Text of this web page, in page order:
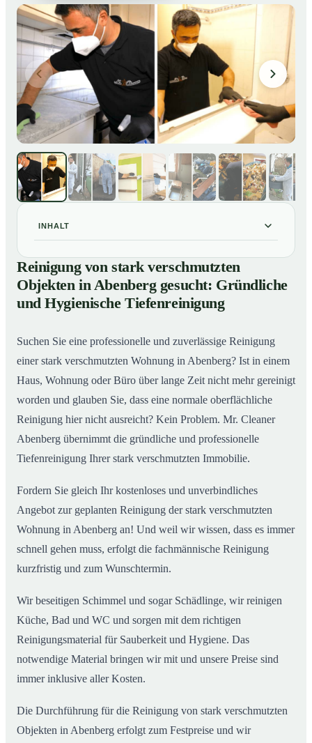
INHALT
01Reinigung von stark verschmutzten Objekten in
Abenberg gesucht: Gründliche und Hygienische
Tiefenreinigung
02So reinigen unsere Profis stark verschmutzte
Reinigung von stark verschmutzten
Objekten in Abenberg gesucht: Gründliche
und Hygienische Tiefenreinigung
Suchen Sie eine professionelle und zuverlässige Reinigung
einer stark verschmutzten Wohnung in Abenberg? Ist in einem
Haus, Wohnung oder Büro über lange Zeit nicht mehr gereinigt
worden und glauben Sie, dass eine normale oberflächliche
Reinigung hier nicht ausreicht? Kein Problem. Mr. Cleaner
Abenberg übernimmt die gründliche und professionelle
Tiefenreinigung Ihrer stark verschmutzten Immobilie.
Fordern Sie gleich Ihr kostenloses und unverbindliches
Angebot zur geplanten Reinigung der stark verschmutzten
Wohnung in Abenberg an! Und weil wir wissen, dass es immer
schnell gehen muss, erfolgt die fachmännische Reinigung
kurzfristig und zum Wunschtermin.
Wir beseitigen Schimmel und sogar Schädlinge, wir reinigen
Küche, Bad und WC und sorgen mit dem richtigen
Reinigungsmaterial für Sauberkeit und Hygiene. Das
notwendige Material bringen wir mit und unsere Preise sind
immer inklusive aller Kosten.
Die Durchführung für die Reinigung von stark verschmutzten
Objekten in Abenberg erfolgt zum Festpreise und wir